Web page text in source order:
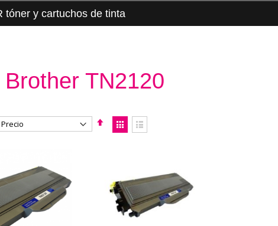
tóner y cartuchos de tinta
Brother TN2120
Fijar
Dirección
Ver
como